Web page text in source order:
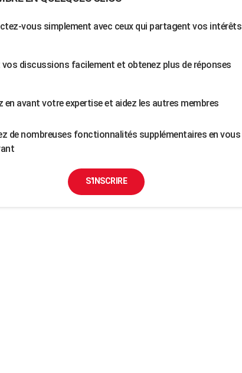
vous simplement avec ceux qui partagent vos intérêts
vos discussions facilement et obtenez plus de réponses
en avant votre expertise et aidez les autres membres
de nombreuses fonctionnalités supplémentaires en vous
S'INSCRIRE